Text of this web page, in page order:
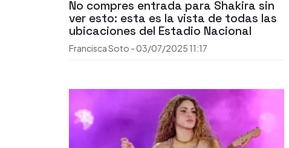
No compres entrada para Shakira sin
ver esto: esta es la vista de todas las
ubicaciones del Estadio Nacional
Francisca Soto - 03/07/2025 11:17